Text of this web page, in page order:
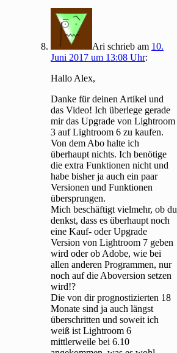
Ari schrieb am 10.
Juni 2017 um 13:08 Uhr:
Hallo Alex,
Danke für deinen Artikel und
das Video! Ich überlege gerade
mir das Upgrade von Lightroom
3 auf Lightroom 6 zu kaufen.
Von dem Abo halte ich
überhaupt nichts. Ich benötige
die extra Funktionen nicht und
habe bisher ja auch ein paar
Versionen und Funktionen
übersprungen.
Mich beschäftigt vielmehr, ob du
denkst, dass es überhaupt noch
eine Kauf- oder Upgrade
Version von Lightroom 7 geben
wird oder ob Adobe, wie bei
allen anderen Programmen, nur
noch auf die Aboversion setzen
wird!?
Die von dir prognostizierten 18
Monate sind ja auch längst
überschritten und soweit ich
weiß ist Lightroom 6
mittlerweile bei 6.10